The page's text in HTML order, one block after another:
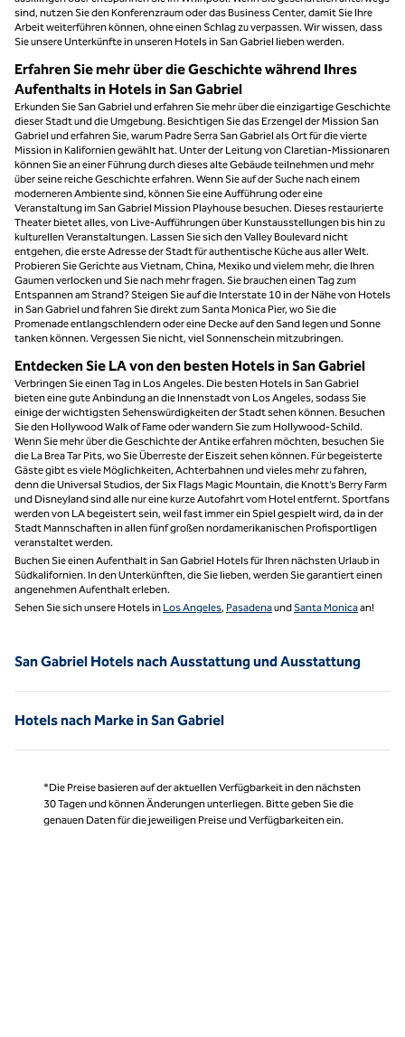
sind, nutzen Sie den Konferenzraum oder das Business Center, damit Sie Ihre
Arbeit weiterführen können, ohne einen Schlag zu verpassen. Wir wissen, dass
Sie unsere Unterkünfte in unseren Hotels in San Gabriel lieben werden.
Erfahren Sie mehr über die Geschichte während Ihres
Aufenthalts in Hotels in San Gabriel
Erkunden Sie San Gabriel und erfahren Sie mehr über die einzigartige Geschichte
dieser Stadt und die Umgebung. Besichtigen Sie das Erzengel der Mission San
Gabriel und erfahren Sie, warum Padre Serra San Gabriel als Ort für die vierte
Mission in Kalifornien gewählt hat. Unter der Leitung von Claretian-Missionaren
können Sie an einer Führung durch dieses alte Gebäude teilnehmen und mehr
über seine reiche Geschichte erfahren. Wenn Sie auf der Suche nach einem
moderneren Ambiente sind, können Sie eine Aufführung oder eine
Veranstaltung im San Gabriel Mission Playhouse besuchen. Dieses restaurierte
Theater bietet alles, von Live-Aufführungen über Kunstausstellungen bis hin zu
kulturellen Veranstaltungen. Lassen Sie sich den Valley Boulevard nicht
entgehen, die erste Adresse der Stadt für authentische Küche aus aller Welt.
Probieren Sie Gerichte aus Vietnam, China, Mexiko und vielem mehr, die Ihren
Gaumen verlocken und Sie nach mehr fragen. Sie brauchen einen Tag zum
Entspannen am Strand? Steigen Sie auf die Interstate 10 in der Nähe von Hotels
in San Gabriel und fahren Sie direkt zum Santa Monica Pier, wo Sie die
Promenade entlangschlendern oder eine Decke auf den Sand legen und Sonne
tanken können. Vergessen Sie nicht, viel Sonnenschein mitzubringen.
Entdecken Sie LA von den besten Hotels in San Gabriel
Verbringen Sie einen Tag in Los Angeles. Die besten Hotels in San Gabriel
bieten eine gute Anbindung an die Innenstadt von Los Angeles, sodass Sie
einige der wichtigsten Sehenswürdigkeiten der Stadt sehen können. Besuchen
Sie den Hollywood Walk of Fame oder wandern Sie zum Hollywood-Schild.
Wenn Sie mehr über die Geschichte der Antike erfahren möchten, besuchen Sie
die La Brea Tar Pits, wo Sie Überreste der Eiszeit sehen können. Für begeisterte
Gäste gibt es viele Möglichkeiten, Achterbahnen und vieles mehr zu fahren,
denn die Universal Studios, der Six Flags Magic Mountain, die Knott’s Berry Farm
und Disneyland sind alle nur eine kurze Autofahrt vom Hotel entfernt. Sportfans
werden von LA begeistert sein, weil fast immer ein Spiel gespielt wird, da in der
Stadt Mannschaften in allen fünf großen nordamerikanischen Profisportligen
veranstaltet werden.
Buchen Sie einen Aufenthalt in San Gabriel Hotels für Ihren nächsten Urlaub in
Südkalifornien. In den Unterkünften, die Sie lieben, werden Sie garantiert einen
angenehmen Aufenthalt erleben.
Sehen Sie sich unsere Hotels in Los Angeles, PasadenaundSanta Monicaan!
San Gabriel Hotels nach Ausstattung und Ausstattung
Hotels nach Marke in San Gabriel
*Die Preise basieren auf der aktuellen Verfügbarkeit in den nächsten
30 Tagen und können Änderungen unterliegen. Bitte geben Sie die
genauen Daten für die jeweiligen Preise und Verfügbarkeiten ein.